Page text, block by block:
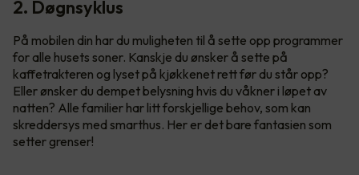
2. Døgnsyklus
På mobilen din har du muligheten til å sette opp programmer
for alle husets soner. Kanskje du ønsker å sette på
kaffetrakteren og lyset på kjøkkenet rett før du står opp?
Eller ønsker du dempet belysning hvis du våkner i løpet av
natten? Alle familier har litt forskjellige behov, som kan
skreddersys med smarthus. Her er det bare fantasien som
setter grenser!